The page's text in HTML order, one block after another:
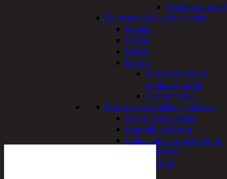
Yleispesuaineet
Eläintenruoka ja tarvikkeet
Jyrsijät
Kissat
Koirat
Linnut
Linnunpöntöt ja
ruokintalaudat
Linnunruoka
Kodin elektroniikka ja laitteet
Imurit ja tarvikkeet
Kaapelit ja johdot
Kelloradiot, sääasemat ja
lämpömittarit
Oheislaitteet